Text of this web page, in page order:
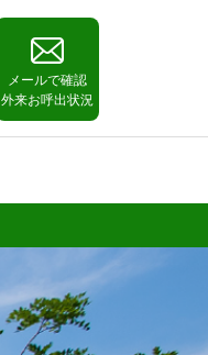
メールで確認
外来お呼出状況